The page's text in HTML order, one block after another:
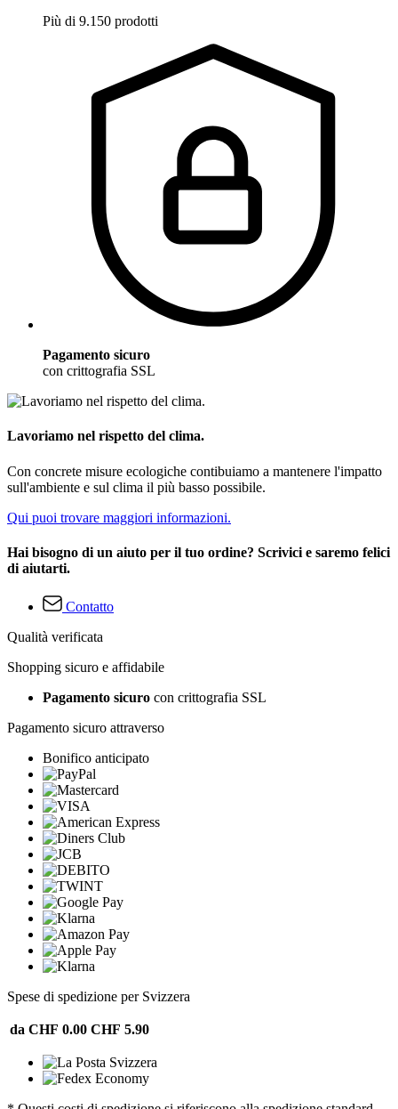
Più di 9.150 prodotti
Pagamento sicuro
con crittografia SSL
Lavoriamo nel rispetto del clima.
Con concrete misure ecologiche contibuiamo a mantenere l'impatto
sull'ambiente e sul clima il più basso possibile.
Qui puoi trovare maggiori informazioni.
Hai bisogno di un aiuto per il tuo ordine? Scrivici e saremo felici
di aiutarti.
Contatto
Qualità verificata
Shopping sicuro e affidabile
Pagamento sicuro con crittografia SSL
Pagamento sicuro attraverso
Bonifico anticipato
Spese di spedizione per Svizzera
da CHF 0.00 CHF 5.90